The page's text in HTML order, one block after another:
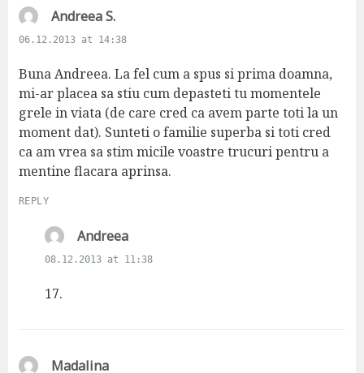
Andreea S.s
a
s
06.12.2013 at 14:38
Buna Andreea. La fel cum a spus si prima doamna,
mi-ar placea sa stiu cum depasteti tu momentele
grele in viata (de care cred ca avem parte toti la un
moment dat). Sunteti o familie superba si toti cred
ca am vrea sa stim micile voastre trucuri pentru a
mentine flacara aprinsa.
REPLY
Andreeas
a
08.12.2013 at 11:38
17.
Madalinas